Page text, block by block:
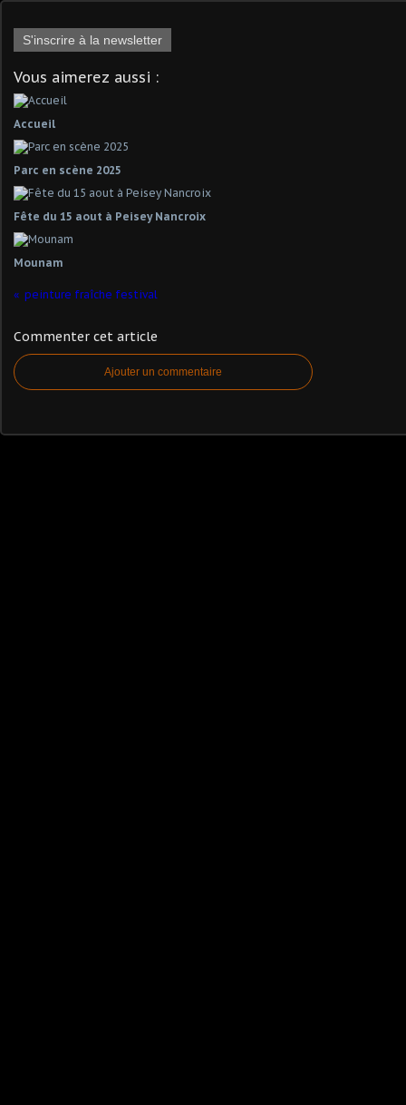
S'inscrire à la newsletter
Vous aimerez aussi :
Accueil
Parc en scène 2025
Fête du 15 aout à Peisey Nancroix
Mounam
peinture fraîche festival
Commenter cet article
Ajouter un commentaire